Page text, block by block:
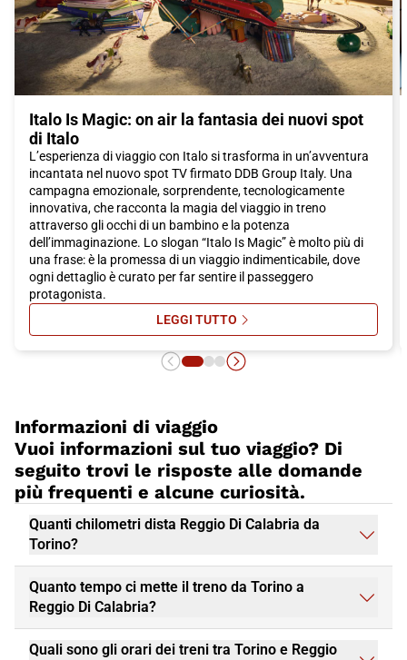
Non aspettare oltre, prenota subito il tuo biglietto Italo per
Reggio Calabria e preparati a vivere un'avventura
indimenticabile alla scoperta di una città ricca di storia, cultura
e delizie culinarie. La tua avventura inizia con Italo!
Italo Is Magic: on air la fantasia dei nuovi spot
di Italo
L’esperienza di viaggio con Italo si trasforma in un’avventura
incantata nel nuovo spot TV firmato DDB Group Italy. Una
campagna emozionale, sorprendente, tecnologicamente
innovativa, che racconta la magia del viaggio in treno
attraverso gli occhi di un bambino e la potenza
dell’immaginazione. Lo slogan “Italo Is Magic” è molto più di
una frase: è la promessa di un viaggio indimenticabile, dove
ogni dettaglio è curato per far sentire il passeggero
protagonista.
LEGGI TUTTOSU ITALO IS MAGIC: ON AIR LA
Informazioni di viaggio
Vuoi informazioni sul tuo viaggio? Di
seguito trovi le risposte alle domande
più frequenti e alcune curiosità.
Quanti chilometri dista Reggio Di Calabria da
Torino?
Quanto tempo ci mette il treno da Torino a
Reggio Di Calabria?
Quali sono gli orari dei treni tra Torino e Reggio